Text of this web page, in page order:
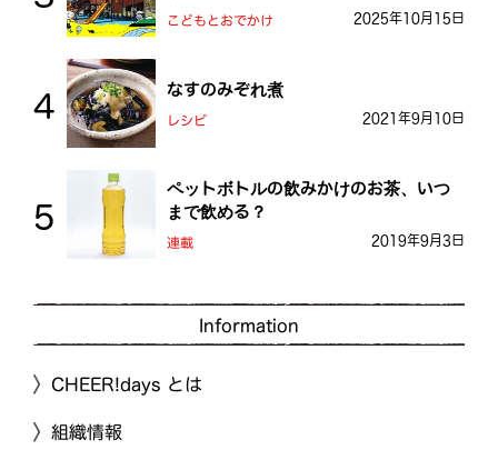
おとう桜街道
こどもとおでかけ 2025年10月15日
なすのみぞれ煮
レシピ 2021年9月10日
ペットボトルの飲みかけのお茶、いつ
まで飲める？
連載 2019年9月3日
Information
CHEER!days とは
組織情報